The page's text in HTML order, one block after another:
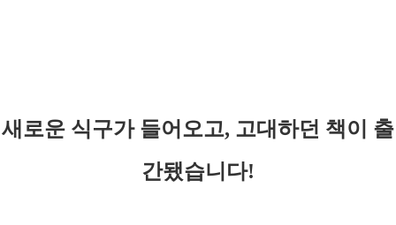
새로운 식구가 들어오고, 고대하던 책이 출
간됐습니다!